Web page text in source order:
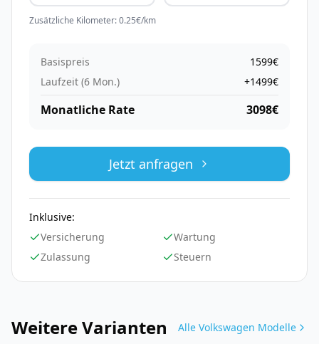
Zusätzliche Kilometer:0.25€/km
Basispreis 1599€
Laufzeit (6 Mon.) +1499€
Monatliche Rate 3098€
Jetzt anfragen
Inklusive:
Versicherung
Wartung
Zulassung
Steuern
Weitere Varianten Alle Volkswagen Modelle